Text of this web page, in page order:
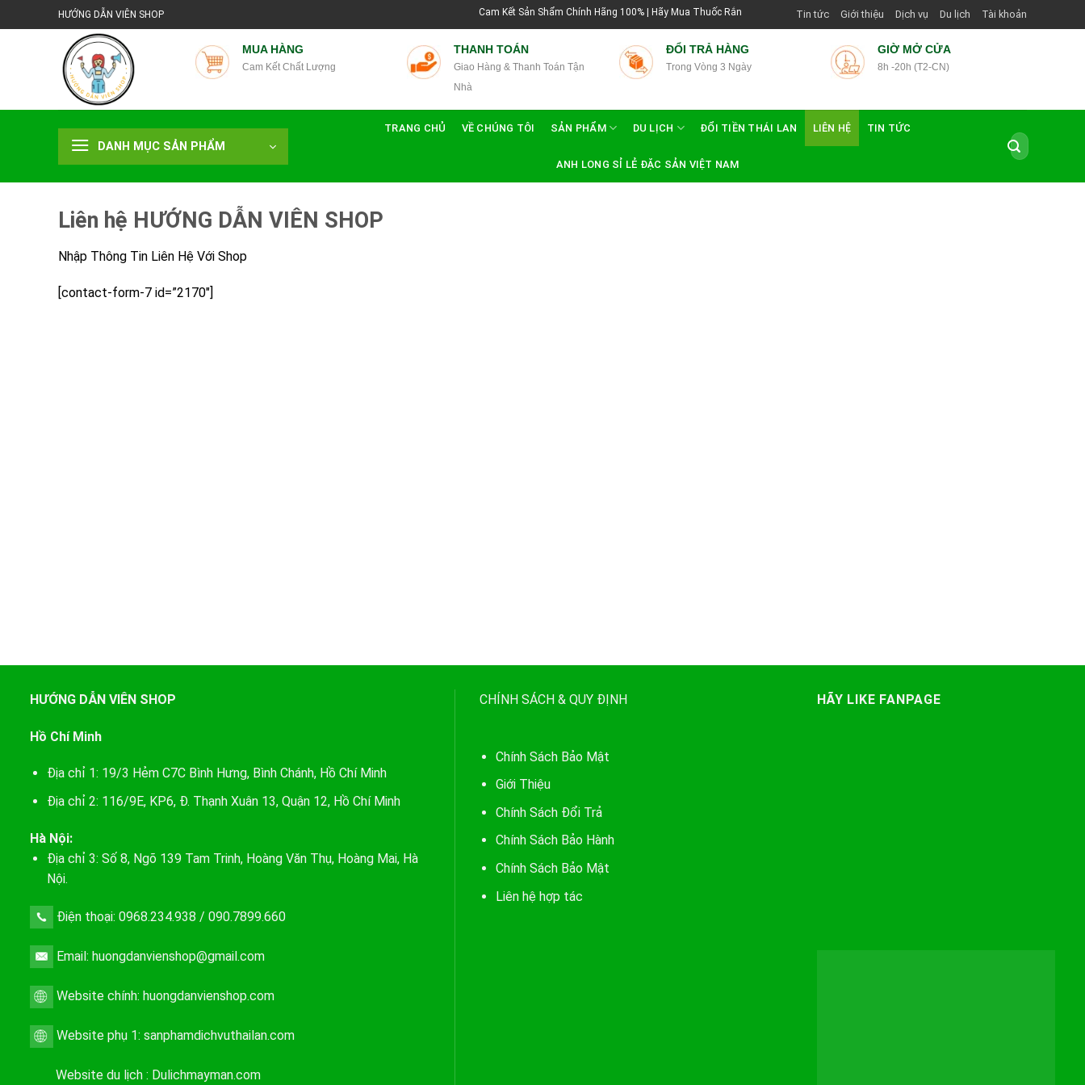
đến
HƯỚNG DẪN VIÊN SHOP Cam Kết Sản Shẩm Chính Hãng 100% | Hãy Mua Thuốc Rắn Thái Lan Tại Hướng Dẫn Viên Shop | Với Giá Tốt Nhất
Tin tức Giới thiệu Dịch vụ Du lịch Tài khoản
MUA HÀNG
Cam Kết Chất Lượng
THANH TOÁN
Giao Hàng & Thanh Toán Tận
Nhà
ĐỔI TRẢ HÀNG
Trong Vòng 3 Ngày
GIỜ MỞ CỬA
8h -20h (T2-CN)
DANH MỤC SẢN PHẨM
TRANG CHỦ VỀ CHÚNG TÔI SẢN PHẨM DU LỊCH ĐỔI TIỀN THÁI LAN LIÊN HỆ TIN TỨC
ANH LONG SỈ LẺ ĐẶC SẢN VIỆT NAM
Tìm
kiếm:
Liên hệ HƯỚNG DẪN VIÊN SHOP
Nhập Thông Tin Liên Hệ Với Shop
[contact-form-7 id=”2170″]
HƯỚNG DẪN VIÊN SHOP
Hồ Chí Minh
Địa chỉ 1: 19/3 Hẻm C7C Bình Hưng, Bình Chánh, Hồ Chí Minh
Địa chỉ 2: 116/9E, KP6, Đ. Thạnh Xuân 13, Quận 12, Hồ Chí Minh
Hà Nội:
Địa chỉ 3: Số 8, Ngõ 139 Tam Trinh, Hoàng Văn Thụ, Hoàng Mai, Hà
Nội.
Điện thoại: 0968.234.938 / 090.7899.660
Email: huongdanvienshop@gmail.com
Website chính: huongdanvienshop.com
Website phụ 1: sanphamdichvuthailan.com
Website du lịch : Dulichmayman.com
CHÍNH SÁCH & QUY ĐỊNH
Chính Sách Bảo Mật
Giới Thiệu
Chính Sách Đổi Trả
Chính Sách Bảo Hành
Chính Sách Bảo Mật
Liên hệ hợp tác
HÃY LIKE FANPAGE